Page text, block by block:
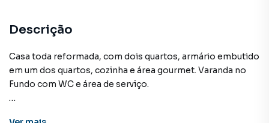
Descrição
Casa toda reformada, com dois quartos, armário embutido
em um dos quartos, cozinha e área gourmet. Varanda no
Fundo com WC e área de serviço.